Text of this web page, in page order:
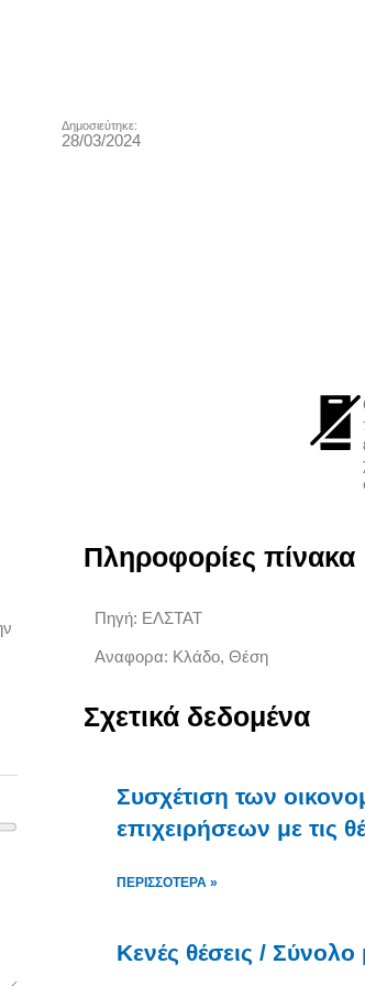
Δημοσιεύτηκε:
28/03/2024
Πληροφορίες πίνακα
Πηγή: ΕΛΣΤΑΤ
Αναφορα: Κλάδο, Θέση
Σχετικά δεδομένα
Συσχέτιση των
επιχειρήσεων με τις
ΠΕΡΙΣΣΌΤΕΡΑ »
Κενές θέσεις /